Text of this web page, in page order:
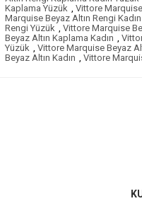
Kaplama Yüzük , Vittore Marquise
Marquise Beyaz Altın Rengi
Rengi Yüzük , Vittore Marquise
Beyaz Altın Kaplama Kadın ,
Yüzük , Vittore Marquise Beyaz
Beyaz Altın Kadın , Vittore